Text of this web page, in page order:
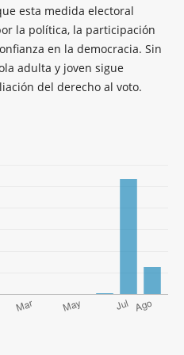
esta medida electoral
la política, la participación
en la democracia. Sin
adulta y joven sigue
del derecho al voto.